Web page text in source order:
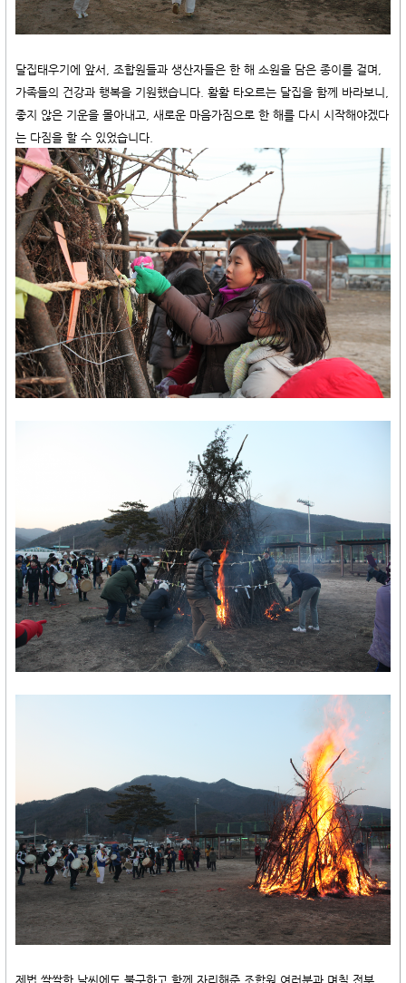
달집태우기에 앞서, 조합원들과 생산자들은 한 해 소원을 담은 종이를 걸며,
가족들의 건강과 행복을 기원했습니다. 활활 타오르는 달집을 함께 바라보니,
좋지 않은 기운을 몰아내고, 새로운 마음가짐으로 한 해를 다시 시작해야겠다
는 다짐을 할 수 있었습니다.
제법 쌀쌀한 날씨에도 불구하고 함께 자리해준 조합원 여러분과 며칠 전부